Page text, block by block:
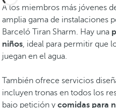
A los miembros más jóvenes
amplia gama de instalaciones
Barceló Tiran Sharm. Hay una
niños, ideal para permitir que
juegan en el agua.
También ofrece servicios
incluyen tronas en todos los
bajo petición y comidas para